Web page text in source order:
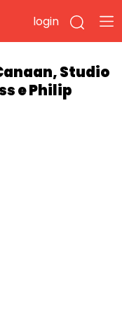
login
Studio
e Philip